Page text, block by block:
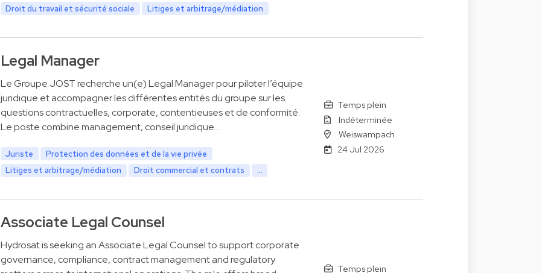
Droit du travail et sécurité sociale
Litiges et arbitrage/médiation
Legal Manager
Le Groupe JOST recherche un(e) Legal Manager pour piloter l’équipe
juridique et accompagner les différentes entités du groupe sur les
questions contractuelles, corporate, contentieuses et de conformité.
Le poste combine management, conseil juridique…
Juriste
Protection des données et de la vie privée
Litiges et arbitrage/médiation
Droit commercial et contrats ...
Temps plein
Indéterminée
Weiswampach
24 Jul 2026
Associate Legal Counsel
Hydrosat is seeking an Associate Legal Counsel to support corporate
governance, compliance, contract management and regulatory
Temps plein